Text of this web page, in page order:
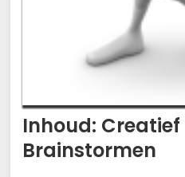
Inhoud: Creatief
Brainstormen